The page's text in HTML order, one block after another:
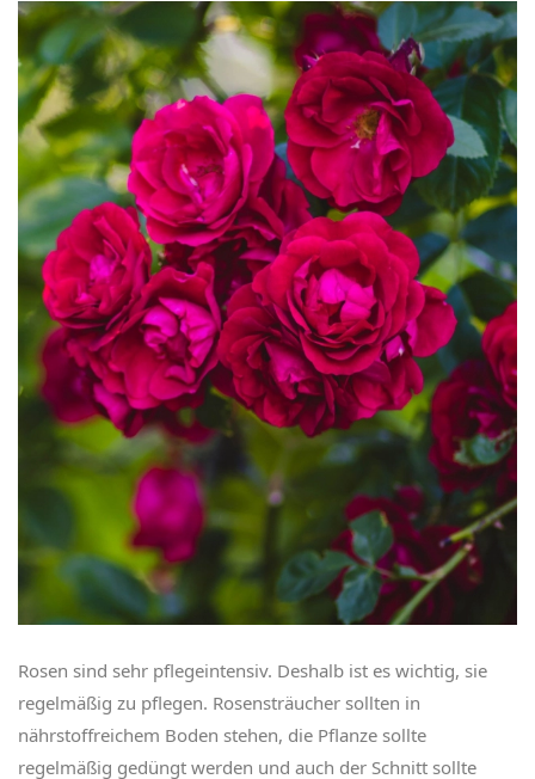
Rosen sind sehr pflegeintensiv. Deshalb ist es wichtig, sie
regelmäßig zu pflegen. Rosensträucher sollten in
nährstoffreichem Boden stehen, die Pflanze sollte
regelmäßig gedüngt werden und auch der Schnitt sollte